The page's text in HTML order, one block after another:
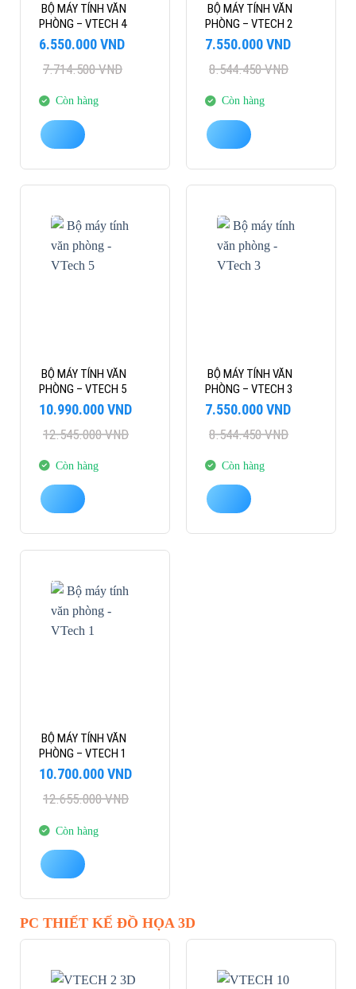
BỘ MÁY TÍNH VĂN
PHÒNG – VTECH 4
7.714.500VND
Giá
là:
6.550.000VND
Giá
tại
6.550.000 VND.
Còn hàng
BỘ MÁY TÍNH VĂN
PHÒNG – VTECH 2
8.544.450VND
Giá
là:
7.550.000VND
Giá
tại
7.550.000 VND.
Còn hàng
-12%
BỘ MÁY TÍNH VĂN
PHÒNG – VTECH 5
12.545.000VND
Giá
là:
10.990.000VND
Giá
tại
10.990.000 VND.
Còn hàng
-12%
BỘ MÁY TÍNH VĂN
PHÒNG – VTECH 3
8.544.450VND
Giá
là:
7.550.000VND
Giá
tại
7.550.000 VND.
Còn hàng
-15%
BỘ MÁY TÍNH VĂN
PHÒNG – VTECH 1
12.655.000VND
Giá
là:
10.700.000VND
Giá
tại
10.700.000 VND.
Còn hàng
PC THIẾT KẾ ĐỒ HỌA 3D